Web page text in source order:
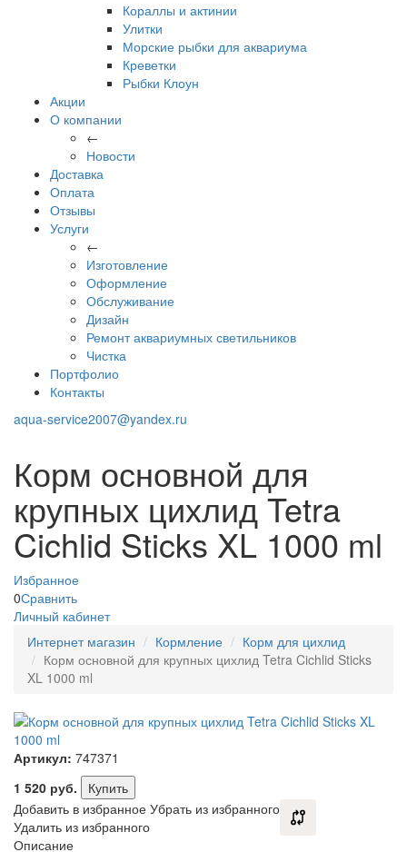
Кораллы и актинии
Улитки
Морские рыбки для аквариума
Креветки
Рыбки Клоун
Акции
О компании
←
Новости
Доставка
Оплата
Отзывы
Услуги
←
Изготовление
Оформление
Обслуживание
Дизайн
Ремонт аквариумных светильников
Чистка
Портфолио
Контакты
aqua-service2007@yandex.ru
Корм основной для
крупных цихлид Tetra
Cichlid Sticks XL 1000 ml
Избранное
0Сравнить
Личный кабинет
Интернет магазин
Кормление
Корм для цихлид
Корм основной для крупных цихлид Tetra Cichlid Sticks
XL 1000 ml
Артикул: 747371
1 520 руб.
Купить
Добавить в избранное Убрать из избранного
Удалить из избранного
Описание